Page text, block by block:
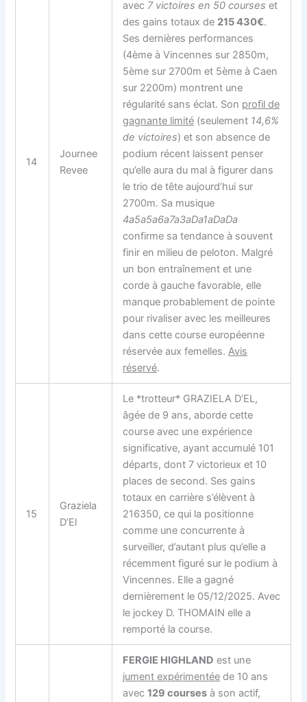
14
Journee
Revee
avec 7 victoires en 50 courses et
des gains totaux de 215 430€.
Ses dernières performances
(4ème à Vincennes sur 2850m,
5ème sur 2700m et 5ème à Caen
sur 2200m) montrent une
régularité sans éclat. Son profil de
gagnante limité (seulement 14,6%
de victoires) et son absence de
podium récent laissent penser
qu’elle aura du mal à figurer dans
le trio de tête aujourd’hui sur
2700m. Sa musique
4a5a5a6a7a3aDa1aDaDa
confirme sa tendance à souvent
finir en milieu de peloton. Malgré
un bon entraînement et une
corde à gauche favorable, elle
manque probablement de pointe
pour rivaliser avec les meilleures
dans cette course européenne
réservée aux femelles. Avis
réservé.
15
Graziela
D’El
Le *trotteur* GRAZIELA D’EL,
âgée de 9 ans, aborde cette
course avec une expérience
significative, ayant accumulé 101
départs, dont 7 victorieux et 10
places de second. Ses gains
totaux en carrière s’élèvent à
216350, ce qui la positionne
comme une concurrente à
surveiller, d’autant plus qu’elle a
récemment figuré sur le podium à
Vincennes. Elle a gagné
dernièrement le 05/12/2025. Avec
le jockey D. THOMAIN elle a
remporté la course.
FERGIE HIGHLAND est une
jument expérimentée de 10 ans
avec129 courses à son actif,